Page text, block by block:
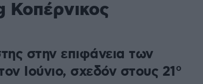
στην επιφάνεια των
Ιούνιο, σχεδόν στους 21°